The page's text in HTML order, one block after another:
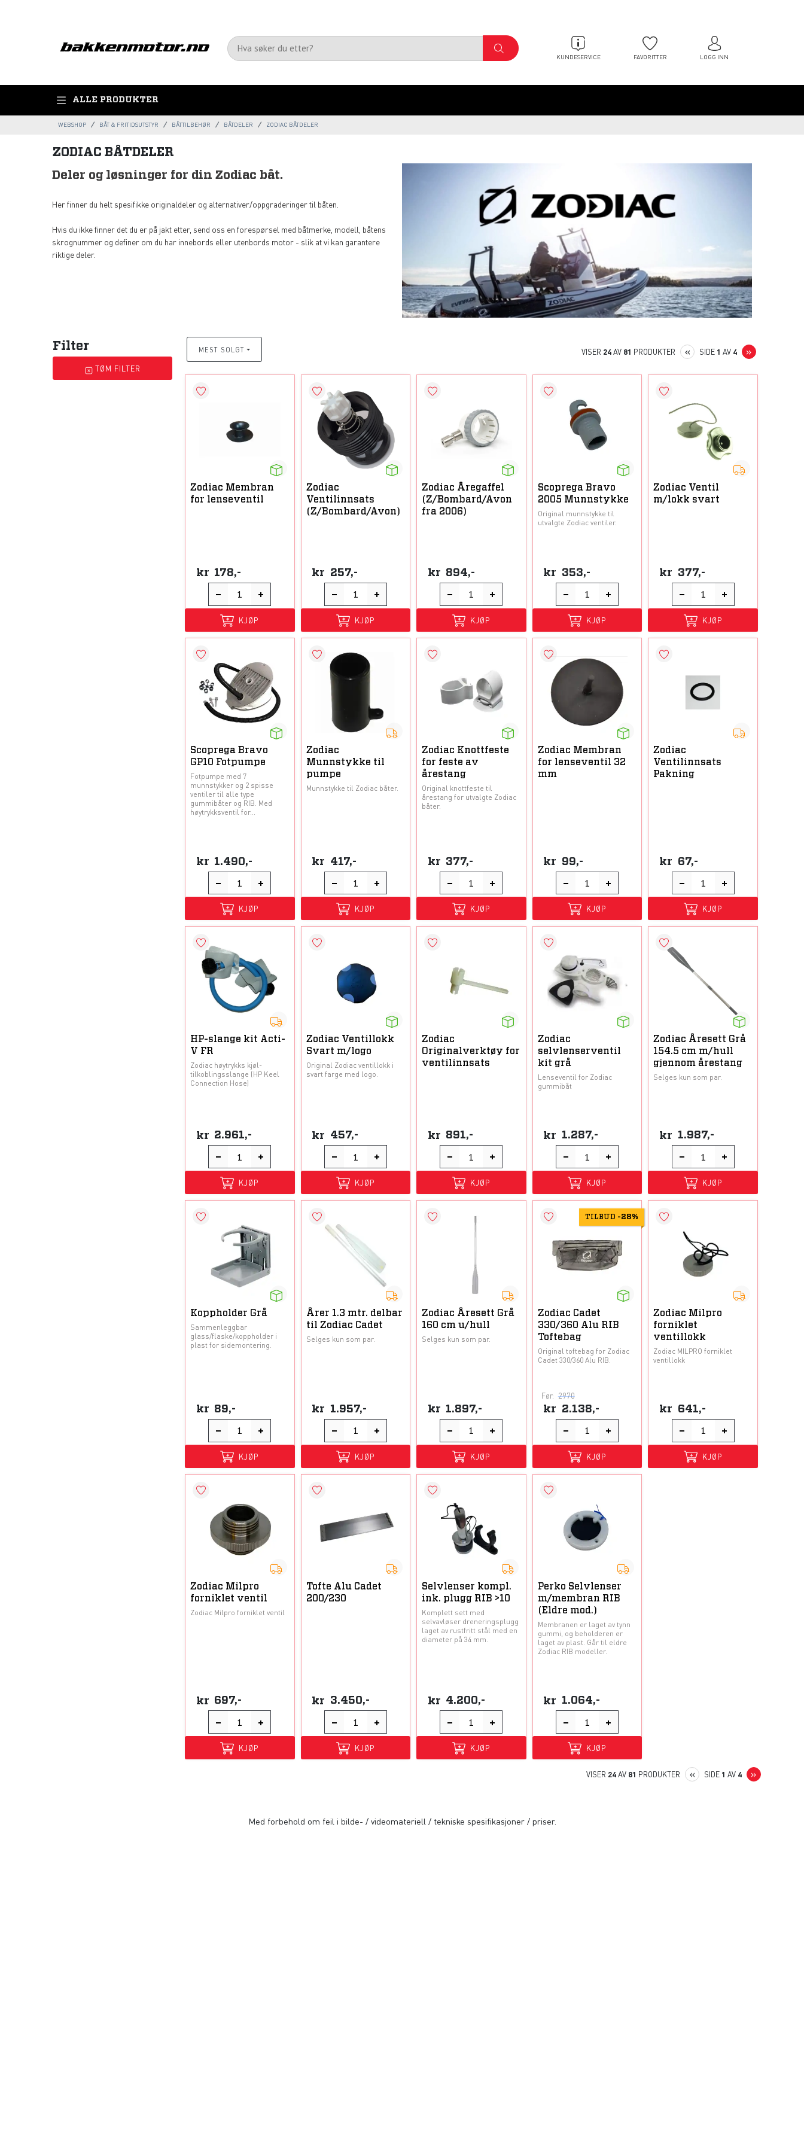
KUNDESERVICE FAVORITTER LOGG INN
ALLE PRODUKTER
WEBSHOP BÅT & FRITIDSUTSTYR BÅTTILBEHØR BÅTDELER ZODIAC BÅTDELER
ZODIAC BÅTDELER
Deler og løsninger for din Zodiac båt.
Her finner du helt spesifikke originaldeler og alternativer/oppgraderinger til båten.
Hvis du ikke finner det du er på jakt etter, send oss en forespørsel med båtmerke, modell, båtens
skrognummer og definer om du har innebords eller utenbords motor - slik at vi kan garantere
riktige deler.
Filter
TØM FILTER
MEST SOLGT VISER 24AV 81 PRODUKTER «PREVIOUS
SIDE 1 AV 4 »NEXT
Zodiac Membran
for lenseventil
kr 178,-
KJØP
Zodiac
Ventilinnsats
(Z/Bombard/Avon)
kr 257,-
KJØP
Zodiac Åregaffel
(Z/Bombard/Avon
fra 2006)
kr 894,-
KJØP
Scoprega Bravo
2005 Munnstykke
Original munnstykke til
utvalgte Zodiac ventiler.
kr 353,-
KJØP
Zodiac Ventil
m/lokk svart
kr 377,-
KJØP
Scoprega Bravo
GP10 Fotpumpe
Fotpumpe med 7
munnstykker og 2 spisse
ventiler til alle type
gummibåter og RIB. Med
høytrykksventil for...
kr 1.490,-
KJØP
Zodiac
Munnstykke til
pumpe
Munnstykke til Zodiac båter.
kr 417,-
KJØP
Zodiac Knottfeste
for feste av
årestang
Original knottfeste til
årestang for utvalgte Zodiac
båter.
kr 377,-
KJØP
Zodiac Membran
for lenseventil 32
mm
kr 99,-
KJØP
Zodiac
Ventilinnsats
Pakning
kr 67,-
KJØP
HP-slange kit Acti-
V FR
Zodiac høytrykks kjøl-
tilkoblingsslange (HP Keel
Connection Hose)
kr 2.961,-
KJØP
Zodiac Ventillokk
Svart m/logo
Original Zodiac ventillokk i
svart farge med logo.
kr 457,-
KJØP
Zodiac
Originalverktøy for
ventilinnsats
kr 891,-
KJØP
Zodiac
selvlenserventil
kit grå
Lenseventil for Zodiac
gummibåt
kr 1.287,-
KJØP
Zodiac Åresett Grå
154.5 cm m/hull
gjennom årestang
Selges kun som par.
kr 1.987,-
KJØP
Koppholder Grå
Sammenleggbar
glass/flaske/koppholder i
plast for sidemontering.
kr 89,-
KJØP
Årer 1.3 mtr. delbar
til Zodiac Cadet
Selges kun som par.
kr 1.957,-
KJØP
Zodiac Åresett Grå
160 cm u/hull
Selges kun som par.
kr 1.897,-
KJØP
TILBUD -28%
Zodiac Cadet
330/360 Alu RIB
Toftebag
Original toftebag for Zodiac
Cadet 330/360 Alu RIB.
Før: 2970
kr 2.138,-
KJØP
Zodiac Milpro
forniklet
ventillokk
Zodiac MILPRO forniklet
ventillokk
kr 641,-
KJØP
Zodiac Milpro
forniklet ventil
Zodiac Milpro forniklet ventil
kr 697,-
KJØP
Tofte Alu Cadet
200/230
kr 3.450,-
KJØP
Selvlenser kompl.
ink. plugg RIB >10
Komplett sett med
selvavløser dreneringsplugg
laget av rustfritt stål med en
diameter på 34 mm.
kr 4.200,-
KJØP
Perko Selvlenser
m/membran RIB
(Eldre mod.)
Membranen er laget av tynn
gummi, og beholderen er
laget av plast. Går til eldre
Zodiac RIB modeller.
kr 1.064,-
KJØP
VISER 24AV 81 PRODUKTER «PREVIOUS
SIDE 1 AV 4 »NEXT
Med forbehold om feil i bilde- / videomateriell / tekniske spesifikasjoner / priser.